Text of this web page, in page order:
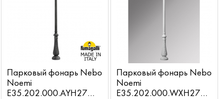
Парковый фонарь Nebo
Noemi
E35.202.000.AYH27
Парковый фонарь Nebo
Noemi
E35.202.000.WXH27